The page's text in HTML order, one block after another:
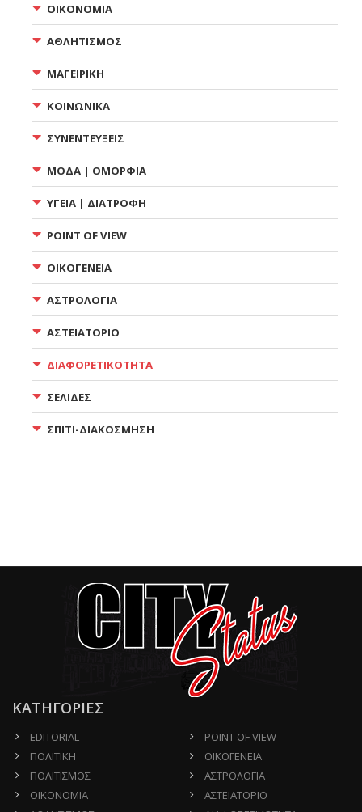
ΟΙΚΟΝΟΜΙΑ
ΑΘΛΗΤΙΣΜΟΣ
ΜΑΓΕΙΡΙΚΗ
ΚΟΙΝΩΝΙΚΑ
ΣΥΝΕΝΤΕΥΞΕΙΣ
ΜΟΔΑ | ΟΜΟΡΦΙΑ
ΥΓΕΙΑ | ΔΙΑΤΡΟΦΗ
POINT OF VIEW
ΟΙΚΟΓΕΝΕΙΑ
ΑΣΤΡΟΛΟΓΙΑ
ΑΣΤΕΙΑΤΟΡΙΟ
ΔΙΑΦΟΡΕΤΙΚΟΤΗΤΑ
ΣΕΛΙΔΕΣ
ΣΠΙΤΙ-ΔΙΑΚΟΣΜΗΣΗ
ΚΑΤΗΓΟΡΙΕΣ
EDITORIAL
ΠΟΛΙΤΙΚΗ
ΠΟΛΙΤΙΣΜΟΣ
ΟΙΚΟΝΟΜΙΑ
POINT OF VIEW
ΟΙΚΟΓΕΝΕΙΑ
ΑΣΤΡΟΛΟΓΙΑ
ΑΣΤΕΙΑΤΟΡΙΟ